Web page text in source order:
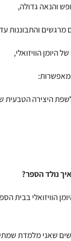
והנאה גדולה,
מרגשים והתבוננות
הוויזואלי,
היצירה הטבעית
נולד הספר?
הוויזואלי בבית
שאני מלמדת